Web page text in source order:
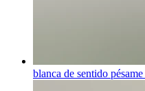
blanca de sentido pésame